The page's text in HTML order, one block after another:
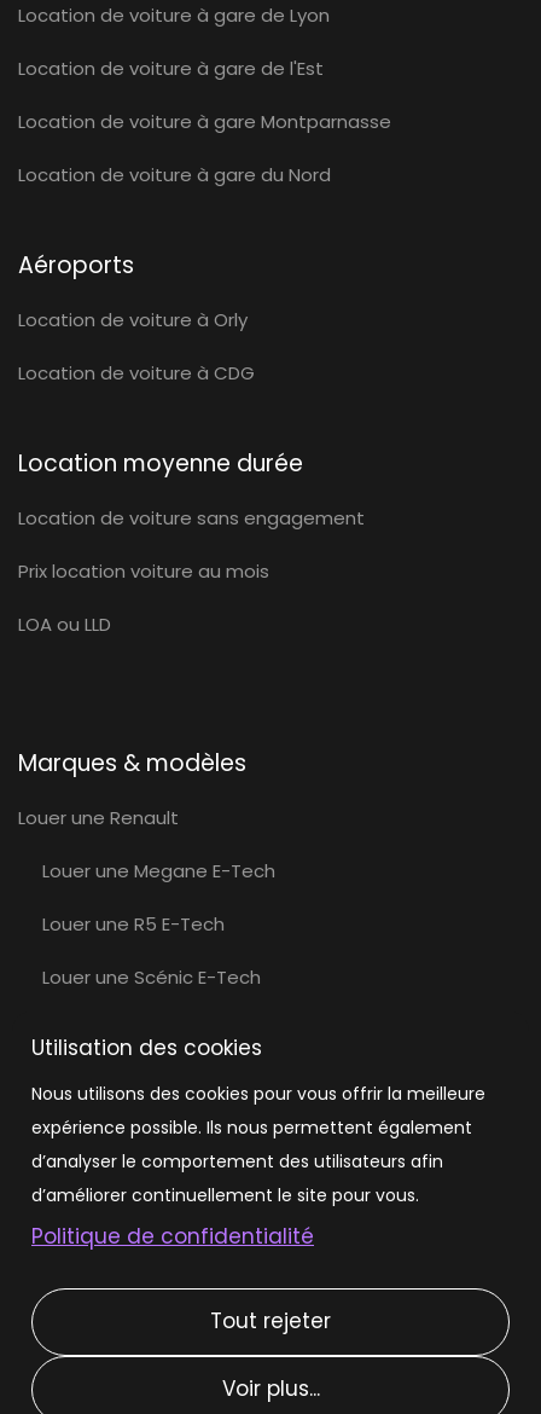
Location de voiture à gare de Lyon
Location de voiture à gare de l'Est
Location de voiture à gare Montparnasse
Location de voiture à gare du Nord
Aéroports
Location de voiture à Orly
Location de voiture à CDG
Location moyenne durée
Location de voiture sans engagement
Prix location voiture au mois
LOA ou LLD
Marques & modèles
Louer une Renault
Louer une Megane E-Tech
Louer une R5 E-Tech
Louer une Scénic E-Tech
Louer une Volvo EX30
Louer une Tesla
Louer une Tesla Model 3
Louer une Tesla Model Y
Types de location
Location courte durée
Utilisation des cookies
Nous utilisons des cookies pour vous offrir la meilleure
expérience possible. Ils nous permettent également
d’analyser le comportement des utilisateurs afin
d’améliorer continuellement le site pour vous.
Politique de confidentialité
Tout rejeter
Voir plus...